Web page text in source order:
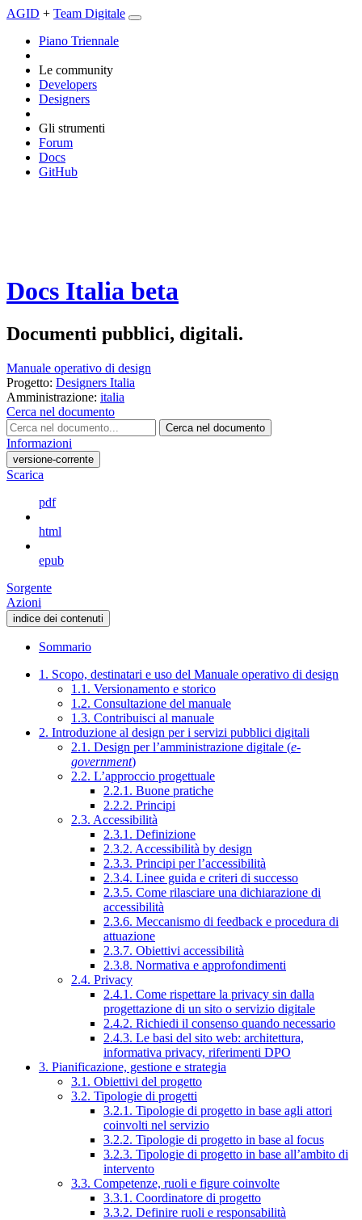
AGID + Team Digitale
Piano Triennale
Le community
Developers
Designers
Gli strumenti
Forum
Docs
GitHub
Docs Italia beta
Documenti pubblici, digitali.
Manuale operativo di design
Progetto: Designers Italia
Amministrazione: italia
Cerca nel documento
Cerca nel documento
Informazioni
versione-corrente
Scarica
pdf
html
epub
Sorgente
Azioni
indice dei contenuti
Sommario
1. Scopo, destinatari e uso del Manuale operativo di design
1.1. Versionamento e storico
1.2. Consultazione del manuale
1.3. Contribuisci al manuale
2. Introduzione al design per i servizi pubblici digitali
2.1. Design per l’amministrazione digitale (e-
government)
2.2. L’approccio progettuale
2.2.1. Buone pratiche
2.2.2. Principi
2.3. Accessibilità
2.3.1. Definizione
2.3.2. Accessibilità by design
2.3.3. Principi per l’accessibilità
2.3.4. Linee guida e criteri di successo
2.3.5. Come rilasciare una dichiarazione di
accessibilità
2.3.6. Meccanismo di feedback e procedura di
attuazione
2.3.7. Obiettivi accessibilità
2.3.8. Normativa e approfondimenti
2.4. Privacy
2.4.1. Come rispettare la privacy sin dalla
progettazione di un sito o servizio digitale
2.4.2. Richiedi il consenso quando necessario
2.4.3. Le basi del sito web: architettura,
informativa privacy, riferimenti DPO
3. Pianificazione, gestione e strategia
3.1. Obiettivi del progetto
3.2. Tipologie di progetti
3.2.1. Tipologie di progetto in base agli attori
coinvolti nel servizio
3.2.2. Tipologie di progetto in base al focus
3.2.3. Tipologie di progetto in base all’ambito di
intervento
3.3. Competenze, ruoli e figure coinvolte
3.3.1. Coordinatore di progetto
3.3.2. Definire ruoli e responsabilità